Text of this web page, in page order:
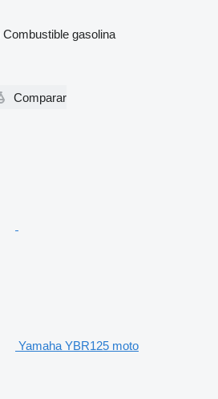
Combustible gasolina
Comparar
Yamaha YBR125 moto